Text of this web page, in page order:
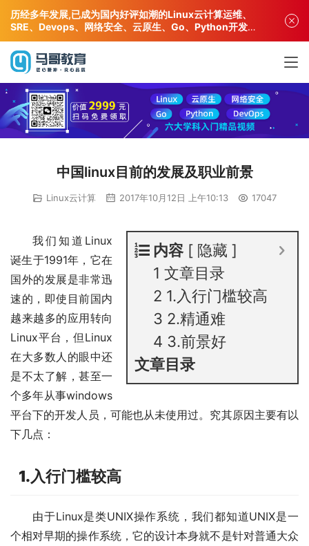
中国linux目前的发展及职业前景
Linux云计算 2017年10月12日 上午10:13 17047
内容
隐藏
1 文章目录
2 1.入行门槛较高
3 2.精通难
4 3.前景好
文章目录
我们知道Linux
诞生于1991年，它在
国外的发展是非常迅
速的，即使目前国内
越来越多的应用转向
Linux平台，但Linux
在大多数人的眼中还
是不太了解，甚至一
个多年从事windows
平台下的开发人员，可能也从未使用过。究其原因主要有以
下几点：
1.入行门槛较高
由于Linux是类UNIX操作系统，我们都知道UNIX是一
个相对早期的操作系统，它的设计本身就不是针对普通大众
历经多年发展,已成为国内好评如潮的Linux云计算运维、
SRE、Devops、网络安全、云原生、Go、Python开发专
业人才培训机构!